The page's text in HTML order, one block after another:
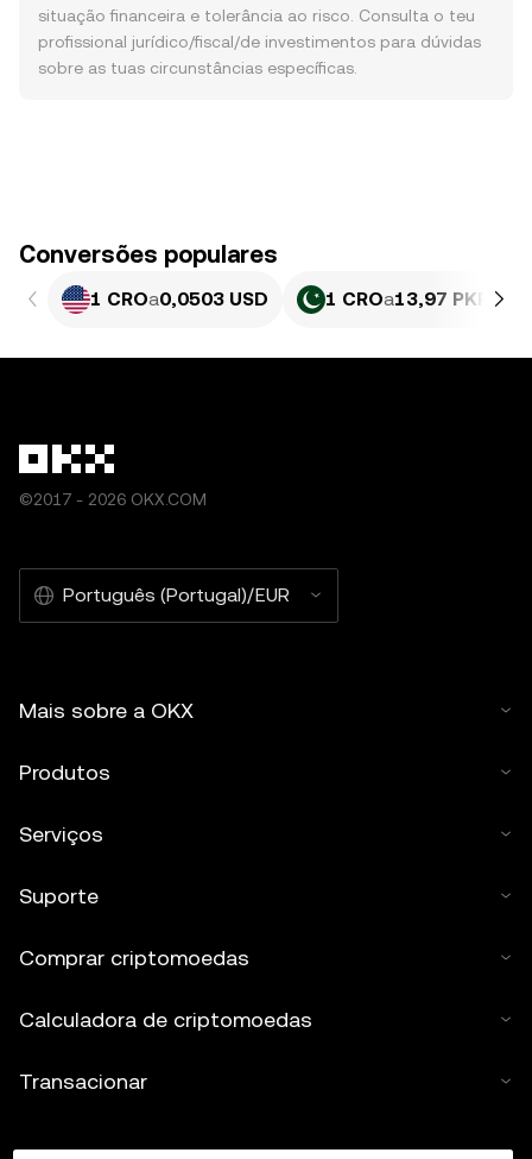
situação financeira e tolerância ao risco. Consulta o teu
profissional jurídico/fiscal/de investimentos para dúvidas
sobre as tuas circunstâncias específicas.
Conversões populares
1 CROa0,0503 USD 1 CROa13,97 PKR
©2017 - 2026 OKX.COM
Português (Portugal)/EUR
Mais sobre a OKX
Produtos
Serviços
Suporte
Comprar criptomoedas
Calculadora de criptomoedas
Transacionar